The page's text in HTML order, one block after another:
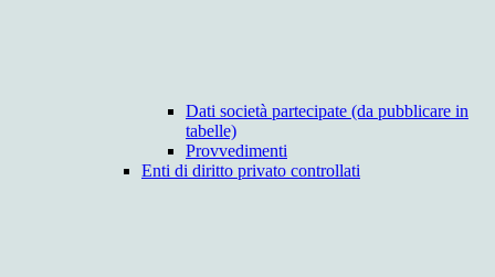
Dati società partecipate (da pubblicare in
tabelle)
Provvedimenti
Enti di diritto privato controllati